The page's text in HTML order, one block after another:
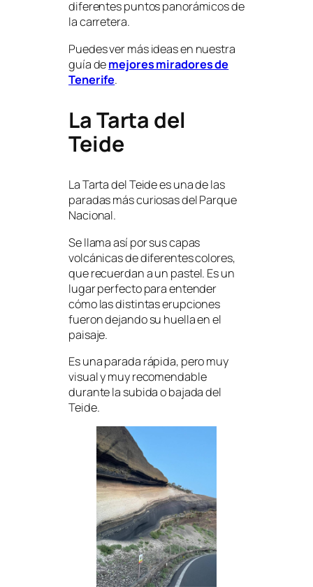
diferentes puntos panorámicos de
la carretera.
Puedes ver más ideas en nuestra
guía demejores miradores de
Tenerife.
La Tarta del
Teide
La Tarta del Teide es una de las
paradas más curiosas del Parque
Nacional.
Se llama así por sus capas
volcánicas de diferentes colores,
que recuerdan a un pastel. Es un
lugar perfecto para entender
cómo las distintas erupciones
fueron dejando su huella en el
paisaje.
Es una parada rápida, pero muy
visual y muy recomendable
durante la subida o bajada del
Teide.